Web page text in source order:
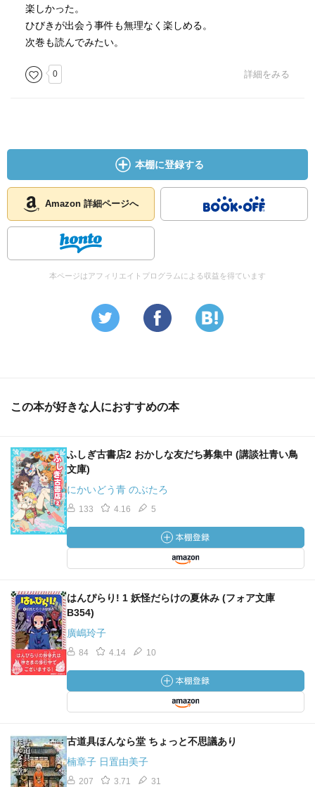
楽しかった。
ひびきが出会う事件も無理なく楽しめる。
次巻も読んでみたい。
0 詳細をみる
本棚に登録する
Amazon 詳細ページへ
本ページはアフィリエイトプログラムによる収益を得ています
この本が好きな人におすすめの本
ふしぎ古書店2 おかしな友だち募集中 (講談社青い鳥
文庫)
にかいどう青 のぶたろ
133 4.16 5
はんぴらり! 1 妖怪だらけの夏休み (フォア文庫
B354)
廣嶋玲子
84 4.14 10
古道具ほんなら堂 ちょっと不思議あり
楠章子 日置由美子
207 3.71 31